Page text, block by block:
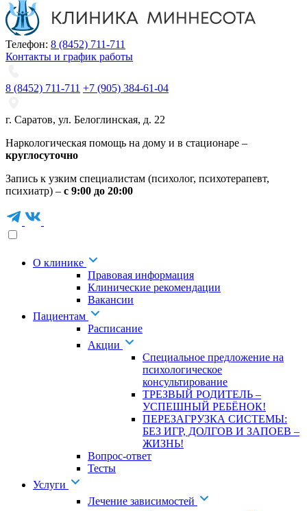
Телефон: 8 (8452) 711-711
Контакты и график работы
8 (8452) 711-711 +7 (905) 384-61-04
г. Саратов, ул. Белоглинская, д. 22
Наркологическая помощь на дому и в стационаре –
круглосуточно
Запись к узким специалистам (психолог, психотерапевт,
психиатр) – с 9:00 до 20:00
О клинике
Правовая информация
Клинические рекомендации
Вакансии
Пациентам
Расписание
Акции
Специальное предложение на
психологическое
консультирование
ТРЕЗВЫЙ РОДИТЕЛЬ –
УСПЕШНЫЙ РЕБЁНОК!
ПЕРЕЗАГРУЗКА СИСТЕМЫ:
БЕЗ ИГР, ДОЛГОВ И ЗАПОЕВ –
ЖИЗНЬ!
Вопрос-ответ
Тесты
Услуги
Лечение зависимостей